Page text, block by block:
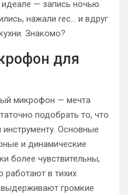
— запись ночью.
нажали rec… и вдруг
Знакомо?
для
микрофон — мечта
подобрать то, что
Основные
и динамические
более чувствительны,
работают в тихих
громкие